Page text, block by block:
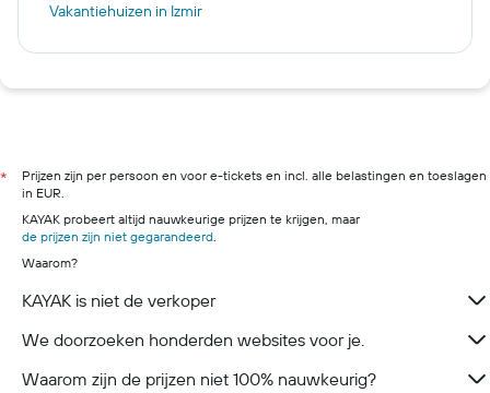
Vakantiehuizen in Izmir
*
Prijzen zijn per persoon en voor e-tickets en incl. alle belastingen en toeslagen
in EUR.
KAYAK probeert altijd nauwkeurige prijzen te krijgen, maar
de prijzen zijn niet gegarandeerd.
Waarom?
KAYAK is niet de verkoper
We doorzoeken honderden websites voor je.
Waarom zijn de prijzen niet 100% nauwkeurig?